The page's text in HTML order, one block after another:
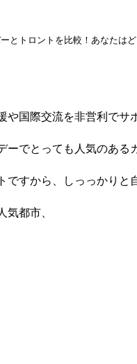
とトロントを比較！あなたはど
や国際交流を非営利でサ
ーでとっても人気のある
ですから、しっっかりと
気都市、